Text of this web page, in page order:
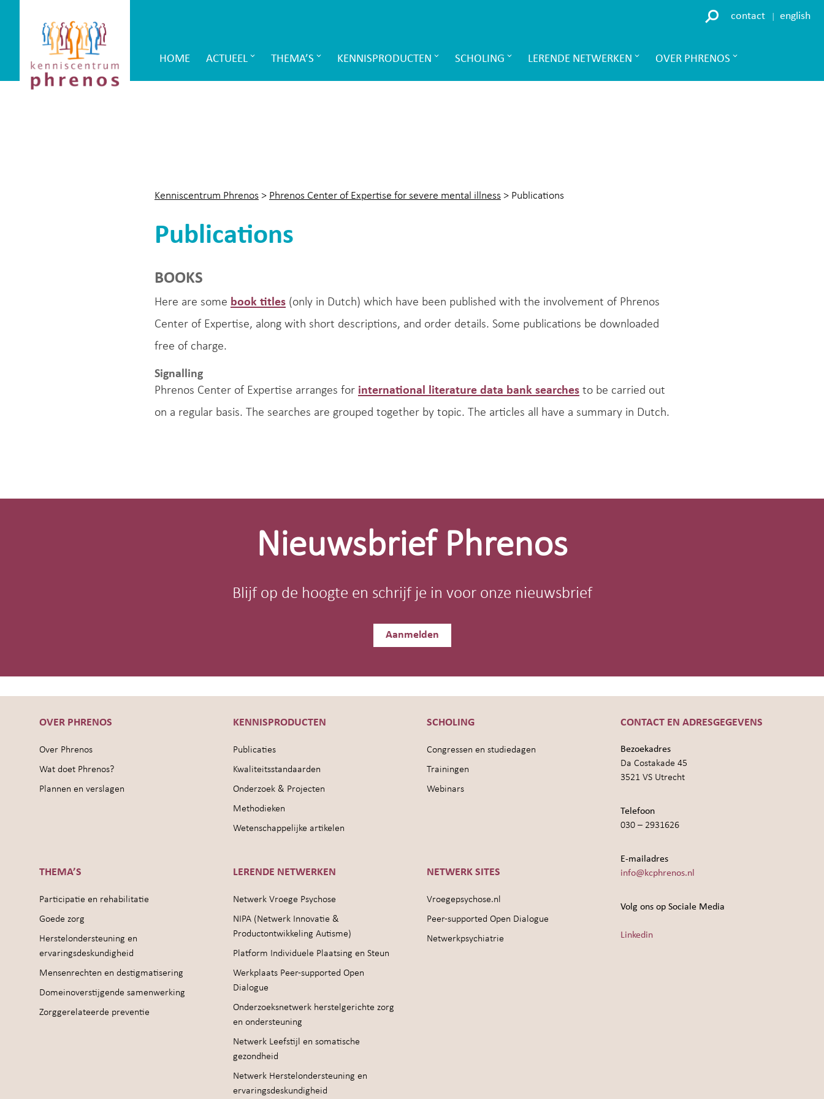
Phrenos
website
contact english
Main
HOME ACTUEEL THEMA’S KENNISPRODUCTEN SCHOLING LERENDE NETWERKEN OVER PHRENOS
Kenniscentrum Phrenos > Phrenos Center of Expertise for severe mental illness > Publications
Publications
BOOKS
Here are some book titles (only in Dutch) which have been published with the involvement of Phrenos
Center of Expertise, along with short descriptions, and order details. Some publications be downloaded
free of charge.
Signalling
Phrenos Center of Expertise arranges for international literature data bank searches to be carried out
on a regular basis. The searches are grouped together by topic. The articles all have a summary in Dutch.
footer
Nieuwsbrief Phrenos
Blijf op de hoogte en schrijf je in voor onze nieuwsbrief
Aanmelden
OVER PHRENOS
Over Phrenos
Wat doet Phrenos?
Plannen en verslagen
KENNISPRODUCTEN
Publicaties
Kwaliteitsstandaarden
Onderzoek & Projecten
Methodieken
Wetenschappelijke artikelen
SCHOLING
Congressen en studiedagen
Trainingen
Webinars
THEMA’S
Participatie en rehabilitatie
Goede zorg
Herstelondersteuning en
ervaringsdeskundigheid
Mensenrechten en destigmatisering
Domeinoverstijgende samenwerking
Zorggerelateerde preventie
LERENDE NETWERKEN
Netwerk Vroege Psychose
NIPA (Netwerk Innovatie &
Productontwikkeling Autisme)
Platform Individuele Plaatsing en Steun
Werkplaats Peer-supported Open
Dialogue
Onderzoeksnetwerk herstelgerichte zorg
en ondersteuning
Netwerk Leefstijl en somatische
gezondheid
Netwerk Herstelondersteuning en
ervaringsdeskundigheid
NETWERK SITES
Vroegepsychose.nl
Peer-supported Open Dialogue
Netwerkpsychiatrie
CONTACT EN ADRESGEGEVENS
Bezoekadres
Da Costakade 45
3521 VS Utrecht
Telefoon
030 – 2931626
E-mailadres
info@kcphrenos.nl
Volg ons op Sociale Media
Linkedin